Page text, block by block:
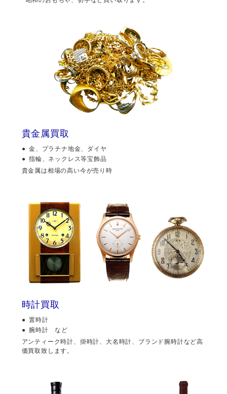
貴金属買取
金、プラチナ地金、ダイヤ
指輪、ネックレス等宝飾品
貴金属は相場の高い今が売り時
時計買取
置時計
腕時計 など
アンティーク時計、掛時計、大名時計、ブランド腕時計など高
価買取致します。